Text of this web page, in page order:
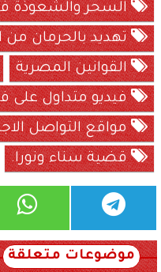
السحر والشعوذة
تهديد بالحرمان من
القوانين المصرية
فيديو متداول على
مواقع التواصل
قضية سناء ونورا.
موضوعات متعلقة